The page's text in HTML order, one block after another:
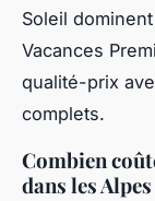
Soleil
Vacances
qualité-prix
complets.
Combien
dans les